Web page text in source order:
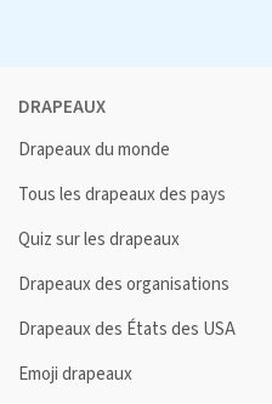
DRAPEAUX
Drapeaux du monde
Tous les drapeaux des pays
Quiz sur les drapeaux
Drapeaux des organisations
Drapeaux des États des USA
Emoji drapeaux